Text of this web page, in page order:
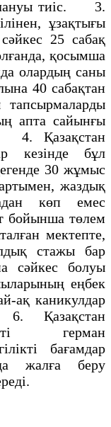
тиiс. 3.
ұзақтығы
25 сабақ
қосымша
олардың саны
40 сабақтан
апта сайынғы
Қазақстан
кезiнде бұл
30 жұмыс
жаздық
көп емес
төлем
мектепте,
стажы бар
сәйкес болуы
еңбек
ақ каникулдар
Қазақстан
герман
бағамдар
жалға беру